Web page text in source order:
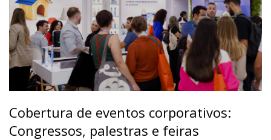
Cobertura de eventos corporativos:
Congressos, palestras e feiras